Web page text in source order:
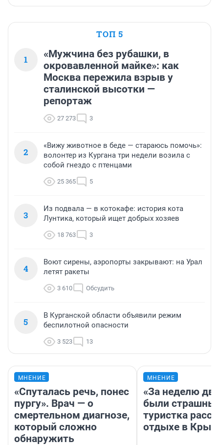
ТОП 5
1
«Мужчина без рубашки, в
окровавленной майке»: как
Москва пережила взрыв у
сталинской высотки —
репортаж
27 273 3
2
«Вижу животное в беде — стараюсь помочь»:
волонтер из Кургана три недели возила с
собой гнездо с птенцами
25 365 5
3
Из подвала — в котокафе: история кота
Лунтика, который ищет добрых хозяев
18 763 3
4
Воют сирены, аэропорты закрывают: на Урал
летят ракеты
3 610 Обсудить
5
В Курганской области объявили режим
беспилотной опасности
3 523 13
МНЕНИЕ
«Спуталась речь, понес
пургу». Врач — о
смертельном диагнозе,
который сложно
обнаружить
МНЕНИЕ
«За неделю
были
туристка
отдыхе в